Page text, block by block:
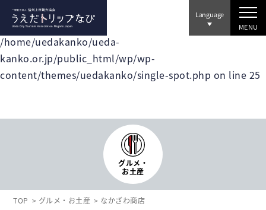
Warning: Invalid argument supplied for foreach() in
/home/uedakanko/ueda-
kanko.or.jp/public_html/wp/wp-
content/themes/uedakanko/single-spot.php on line 25
Language
MENU
イベント
上田市誕生20周年記念 第55回上田わっしょい
第44回 上田真田まつり
第20回 上田城紅葉まつり
協会会員専用
協会会員一覧
ボランティアガイド
旅行代理店・メディアの皆様へ
デジタルパンフレット
お問い合わせ プライバシーポリシー
グルメ・
お土産
TOP グルメ・お土産 なかざわ商店